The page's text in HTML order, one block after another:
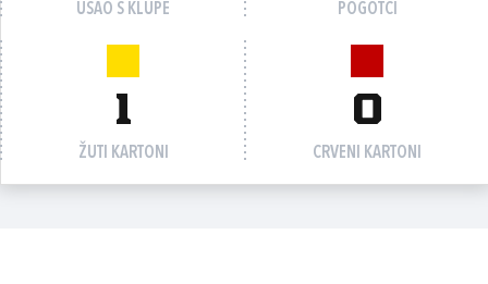
UŠAO S KLUPE POGOTCI
1
ŽUTI KARTONI
0
CRVENI KARTONI